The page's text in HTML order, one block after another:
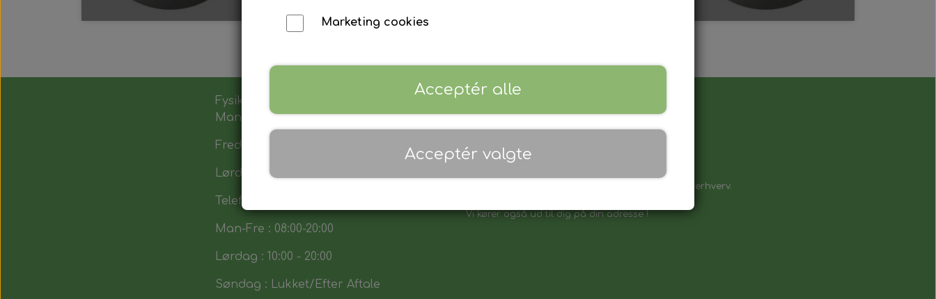
Fysik butik :
Man-Tors : 12:00 - 17:30
Fredag : 14:00 - 17:30
Lørdag : 10:00-14:00
Telefon tid : 51937571
Man-Fre : 08:00-20:00
Lørdag : 10:00 - 20:00
Søndag : Lukket/Efter Aftale
Vores sortiment henvender sig både til private & erhverv.
Vi kører også ud til dig på din adresse !
Marketing cookies
Acceptér alle
Acceptér valgte